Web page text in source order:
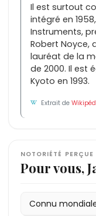
Il est surtout
intégré en
Instruments,
Robert Noyce,
lauréat de la
de 2000. Il est
Kyoto en 1993.
Extrait de
NOTORIÉTÉ PERÇUE
Pour vous,
Connu